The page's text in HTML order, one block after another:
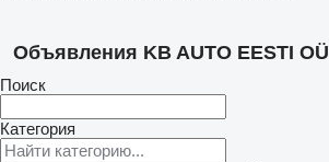
Объявления KB AUTO EESTI OÜ
Поиск
Категория